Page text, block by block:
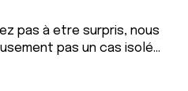
pas à etre surpris, nous
pas un cas isolé...